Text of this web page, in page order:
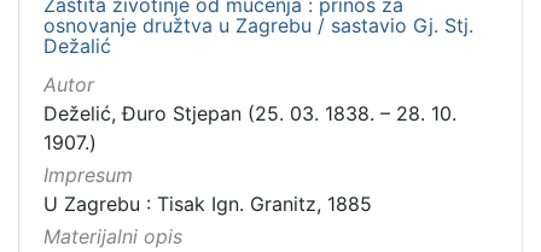
osnovanje družtva u Zagrebu / sastavio Gj. Stj.
Dežalić
Autor
Deželić, Đuro Stjepan (25. 03. 1838. – 28. 10.
1907.)
Impresum
U Zagrebu : Tisak Ign. Granitz, 1885
Materijalni opis